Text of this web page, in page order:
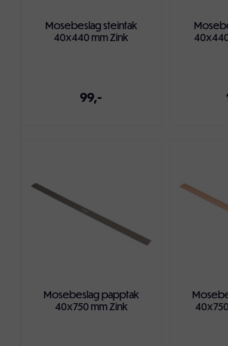
Mosebeslag steintak
40x440 mm Zink
99,-
Mosebeslag papptak
40x750 mm Zink